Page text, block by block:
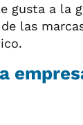
gusta a la
las